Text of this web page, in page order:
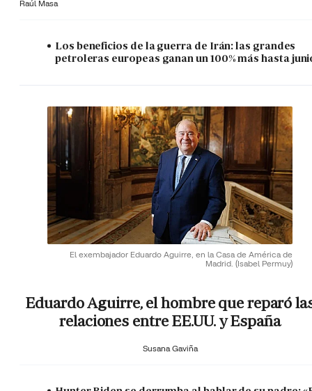
Raúl Masa
Los beneficios de la guerra de Irán: las grandes
petroleras europeas ganan un 100% más hasta
El exembajador Eduardo Aguirre, en la Casa de América de
Madrid. (Isabel Permuy)
Eduardo Aguirre, el hombre que reparó
relaciones entre EE.UU. y España
Susana Gaviña